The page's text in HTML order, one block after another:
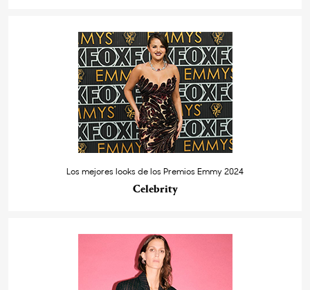
Los mejores looks de los Premios Emmy 2024
Celebrity